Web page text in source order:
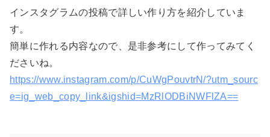
インスタグラムの投稿で詳しい作り方を紹介していま
す。
簡単に作れる内容なので、是非参考にして作ってみてく
ださいね。
https://www.instagram.com/p/CuWgPouvtrN/?utm_sourc
e=ig_web_copy_link&igshid=MzRlODBiNWFlZA==